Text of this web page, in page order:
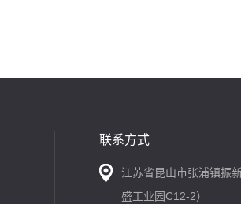
联系方式
江苏省昆山市张浦镇振
盛工业园C12-2）